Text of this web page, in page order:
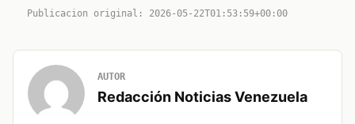
Publicacion original: 2026-05-22T01:53:59+00:00
AUTOR
Redacción Noticias Venezuela